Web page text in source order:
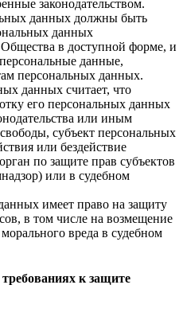
законодательством.
данных должны быть
данных
в доступной форме, и
данные,
персональных данных.
данных считает, что
его персональных данных
или иным
субъект персональных
или бездействие
по защите прав субъектов
или в судебном
имеет право на защиту
в том числе на возмещение
вреда в судебном
к защите